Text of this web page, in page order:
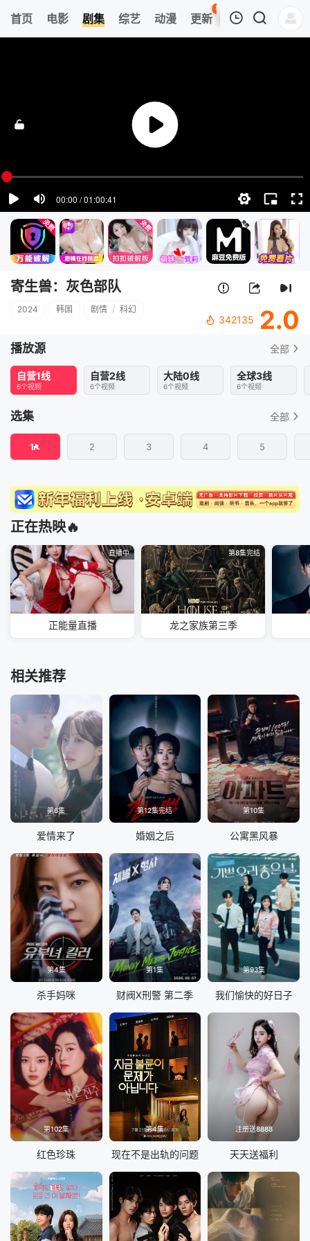
首页 电影 剧集 综艺 动漫 更新
85
热榜 APP
清空
寄生兽：灰色部队
2024 韩国 剧情 / 科幻
342135 2.0
播放源 全部
自营1线
6个视频
自营2线
6个视频
大陆0线
6个视频
全球3线
6个视频
选集 全部
1 2 3 4 5
正在热映🔥
直播中
正能量直播
第8集完结
龙之家族第三季
相关推荐
第6集
爱情来了
第12集完结
婚姻之后
第10集
公寓黑风暴
第4集
杀手妈咪
第1集
财阀X刑警 第二季
第93集
我们愉快的好日子
第102集
红色珍珠
第4集
现在不是出轨的问题
注册送8888
天天送福利